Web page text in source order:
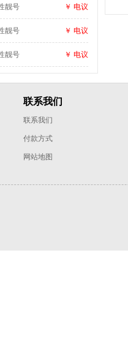
靓号 ￥ 电议
靓号 ￥ 电议
靓号 ￥ 电议
联系我们
联系我们
付款方式
网站地图